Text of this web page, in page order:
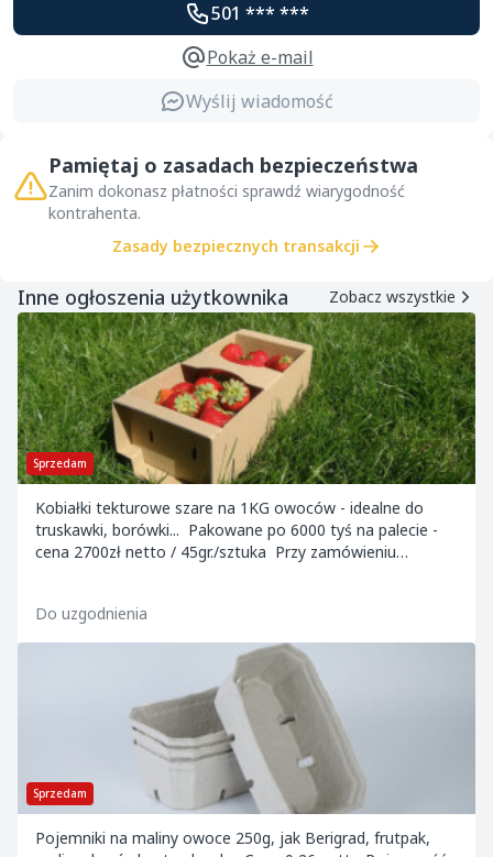
501 *** ***
Pokaż e-mail
Wyślij wiadomość
Pamiętaj o zasadach bezpieczeństwa
Zanim dokonasz płatności sprawdź wiarygodność
kontrahenta.
Zasady bezpiecznych transakcji
Inne ogłoszenia użytkownika Zobacz wszystkie
Sprzedam
Kobiałki tekturowe szare na 1KG owoców - idealne do
truskawki, borówki... Pakowane po 6000 tyś na palecie -
cena 2700zł netto / 45gr./sztuka Przy zamówieniu
Do uzgodnienia
Sprzedam
Pojemniki na maliny owoce 250g, jak Berigrad, frutpak,